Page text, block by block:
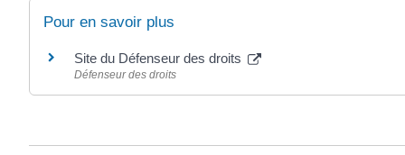
Pour en savoir plus
Site du Défenseur des droits
Défenseur des droits